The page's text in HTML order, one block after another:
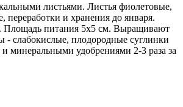
листьями. Листья фиолетовые,
переработки и хранения до января.
Площадь питания 5х5 см. Выращивают
- слабокислые, плодородные суглинки
минеральными удобрениями 2-3 раза за